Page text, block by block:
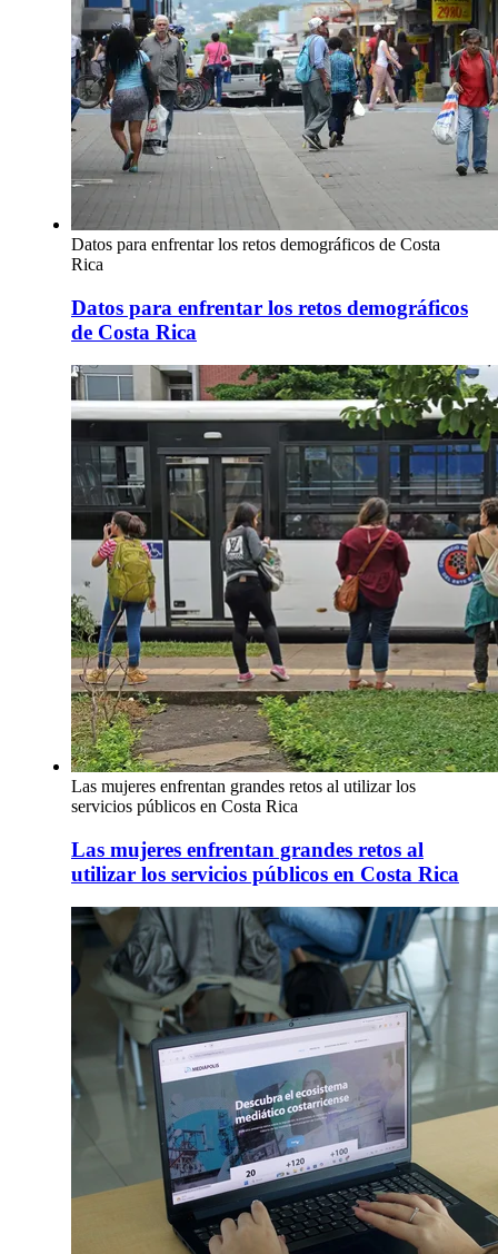
Datos para enfrentar los retos demográficos de Costa
Rica
Datos para enfrentar los retos demográficos
de Costa Rica
Las mujeres enfrentan grandes retos al utilizar los
servicios públicos en Costa Rica
Las mujeres enfrentan grandes retos al
utilizar los servicios públicos en Costa Rica